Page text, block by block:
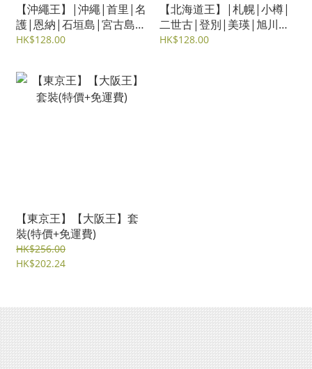
【沖繩王】|沖繩|首里|名
護|恩納|石垣島|宮古島|
經緯文化旅遊王|日本旅
HK$128.00
【北海道王】|札幌|小樽|
二世古|登別|美瑛|旭川|
經緯文化旅遊王|富良野|
HK$128.00
【東京王】【大阪王】套
裝(特價+免運費)
HK$256.00
HK$202.24